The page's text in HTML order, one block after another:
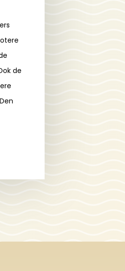
de